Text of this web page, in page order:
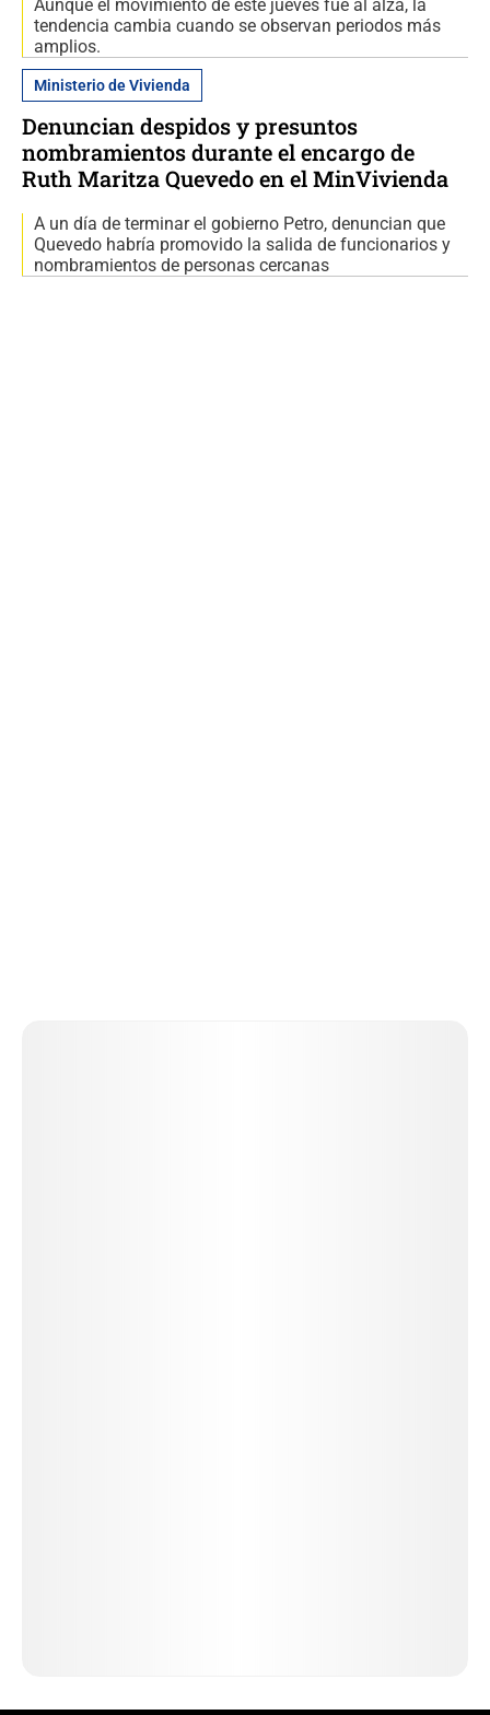
Aunque el movimiento de este jueves fue al alza, la
tendencia cambia cuando se observan periodos más
amplios.
Ministerio de Vivienda
Denuncian despidos y presuntos
nombramientos durante el encargo de
Ruth Maritza Quevedo en el MinVivienda
A un día de terminar el gobierno Petro, denuncian que
Quevedo habría promovido la salida de funcionarios y
nombramientos de personas cercanas